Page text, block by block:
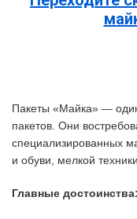
Пакеты «Майка» —
пакетов. Они
специализированных
и обуви, мелкой
Главные достоинства: